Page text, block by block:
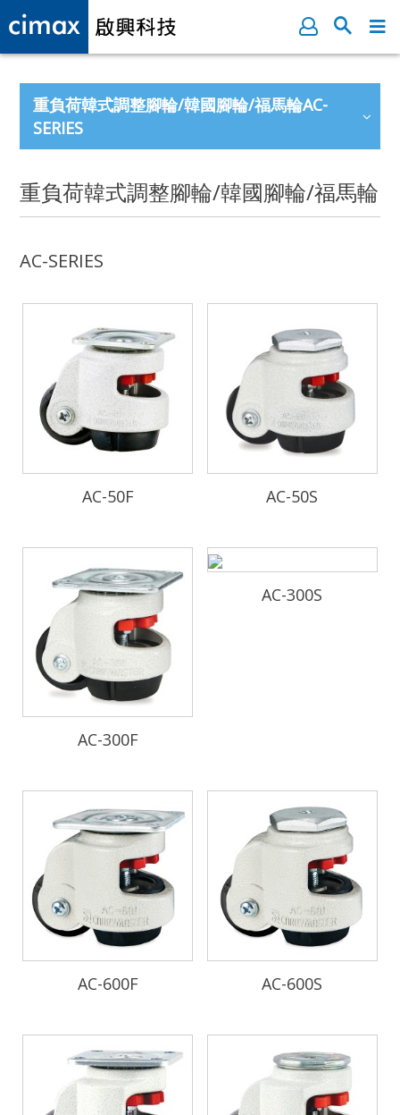
重負荷韓式調整腳輪/韓國腳輪/福馬輪AC-
SERIES
重負荷韓式調整腳輪/韓國腳輪/福馬輪
AC-SERIES
AC-50F AC-50S
AC-300F
AC-300S
AC-600F AC-600S